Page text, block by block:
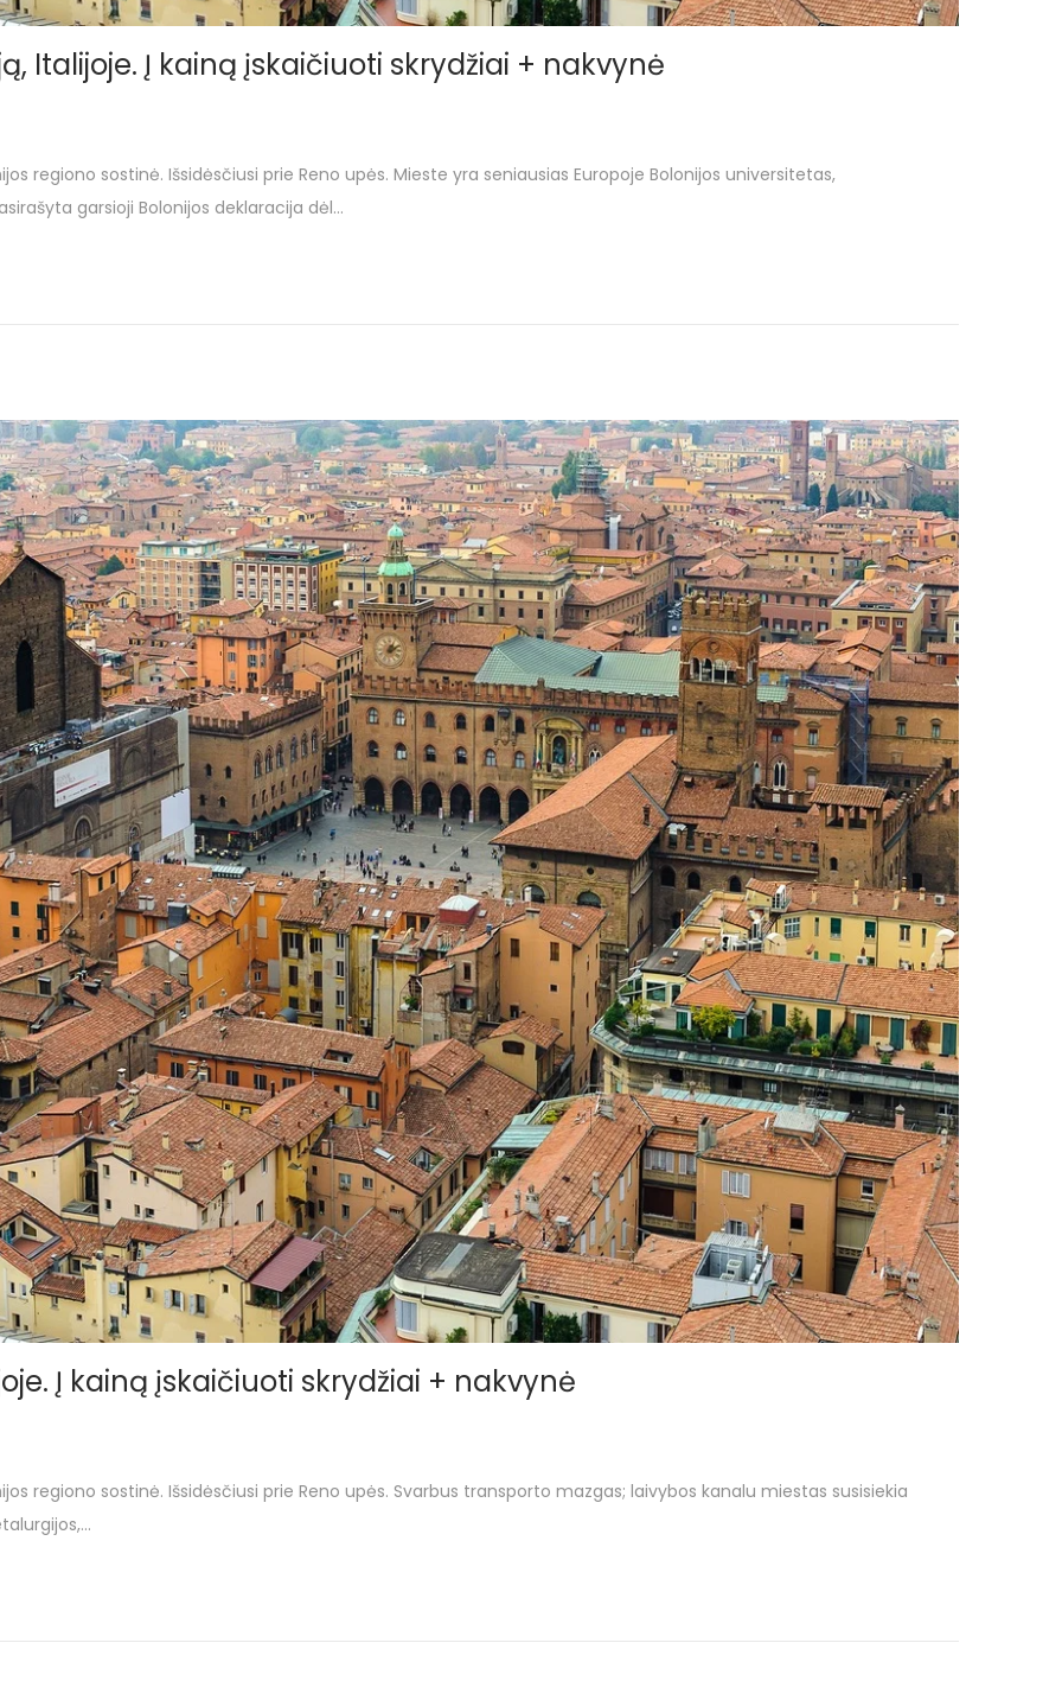
Italijoje. Į kainą įskaičiuoti skrydžiai + nakvynė
regiono sostinė. Išsidėsčiusi prie Reno upės. Mieste yra seniausias Europoje Bolonijos universitetas,
garsioji Bolonijos deklaracija dėl…
Į kainą įskaičiuoti skrydžiai + nakvynė
regiono sostinė. Išsidėsčiusi prie Reno upės. Svarbus transporto mazgas; laivybos kanalu miestas susisiekia